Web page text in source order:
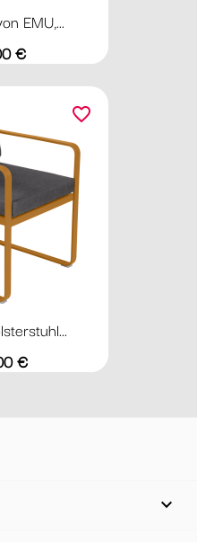
EMU,...
€
€
favorite_border
